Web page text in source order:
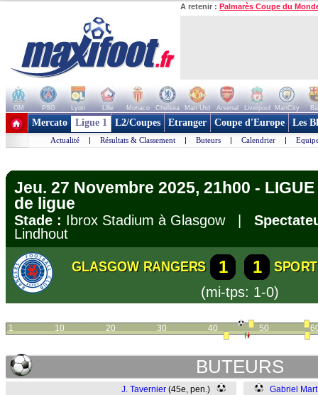
A retenir : Palmarès Coupe du
OM PSG Lyon Lille Monaco Chelsea Man Utd Arsenal Liverpool ManCity
+ de clubs
Mercato Ligue 1 L2/Coupes Etranger Coupe d'Europe Les
Actualité | Résultats & Classement | Buteurs | Calendrier |
Jeu. 27 Novembre 2025, 21h00 -
de ligue
Stade : Ibrox Stadium à Glasgow |
Lindhout
GLASGOW RANGERS 1 1
(mi-tps: 1-0)
1 10 20 30 40 50
BUTEURS
J. Tavernier (45e, pen.) Gabriel